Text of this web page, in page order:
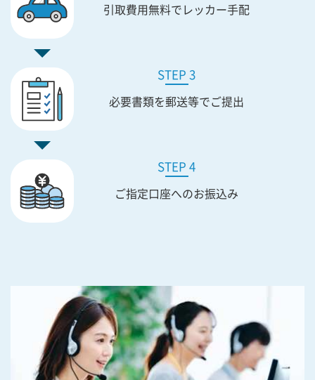
引取費用無料でレッカー手配
STEP 3
必要書類を郵送等でご提出
STEP 4
ご指定口座へのお振込み